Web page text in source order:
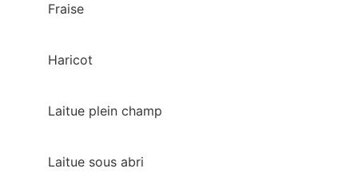
Fraise
Haricot
Laitue plein champ
Laitue sous abri